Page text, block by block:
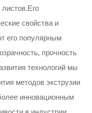
свойства и
его популярным
прочность
технологий мы
методов экструзии
инновационным